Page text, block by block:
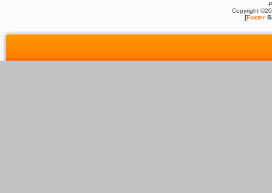
Copyright
[Foxter